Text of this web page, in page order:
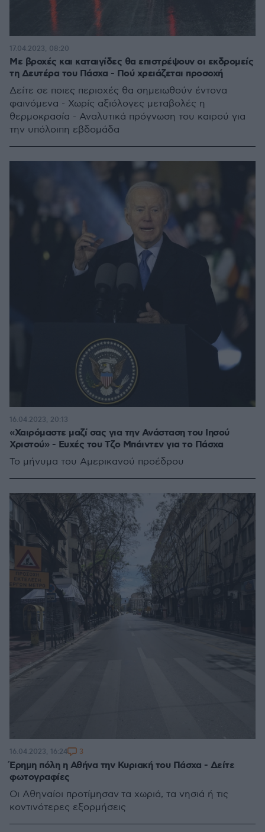
Με βροχές και καταιγίδες θα επιστρέψουν οι εκδρομείς
τη Δευτέρα του Πάσχα - Πού χρειάζεται προσοχή
Δείτε σε ποιες περιοχές θα σημειωθούν έντονα
φαινόμενα - Χωρίς αξιόλογες μεταβολές η
θερμοκρασία - Αναλυτικά πρόγνωση του καιρού για
την υπόλοιπη εβδομάδα
17.04.2023, 08:20
«Χαιρόμαστε μαζί σας για την Ανάσταση του Ιησού
Χριστού» - Ευχές του Τζο Μπάιντεν για το Πάσχα
Το μήνυμα του Αμερικανού προέδρου
16.04.2023, 20:13
Έρημη πόλη η Αθήνα την Κυριακή του Πάσχα - Δείτε
φωτογραφίες
Οι Αθηναίοι προτίμησαν τα χωριά, τα νησιά ή τις
κοντινότερες εξορμήσεις
16.04.2023, 16:24 3